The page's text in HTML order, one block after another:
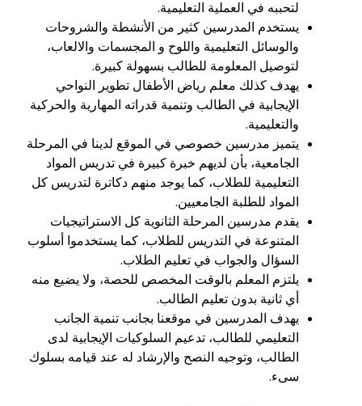
لتحببه في العملية التعليمية.
يستخدم المدرسين كثير من الأنشطة والشروحات
والوسائل التعليمية واللوح و المجسمات والالعاب،
لتوصيل المعلومة للطالب بسهولة كبيرة.
يهدف كذلك معلم رياض الأطفال تطوير النواحي
الإيجابية في الطالب وتنمية قدراته المهارية والحركية
والتعليمية.
يتميز مدرسين خصوصي في الموقع لدينا في المرحلة
الجامعية، بأن لديهم خبرة كبيرة في تدريس المواد
التعليمية للطلاب، كما يوجد منهم دكاترة لتدريس كل
المواد للطلبة الجامعيين.
يقدم مدرسين المرحلة الثانوية كل الاستراتيجيات
المتنوعة في التدريس للطلاب، كما يستخدموا أسلوب
السؤال والجواب في تعليم الطلاب.
يلتزم المعلم بالوقت المخصص للحصة، ولا يضيع منه
أي ثانية بدون تعليم الطالب.
يهدف المدرسين في موقعنا بجانب تنمية الجانب
التعليمي للطالب، تدعيم السلوكيات الإيجابية لدى
الطالب، وتوجيه النصح والإرشاد له عند قيامه بسلوك
سىء.